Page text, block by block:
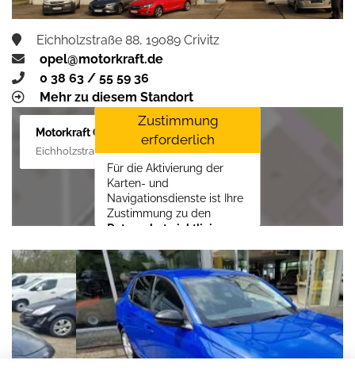
Eichholzstraße 88, 19089 Crivitz
opel@motorkraft.de
0 38 63 / 55 59 36
Mehr zu diesem Standort
Motorkraft GmbH
Eichholzstraße 88, 19089 Crivitz
Zustimmung
erforderlich
Für die Aktivierung der
Karten- und
Navigationsdienste ist Ihre
Zustimmung zu den
Datenschutzrichtlinien
LLCerforderlich.
Zustimmen und
aktivieren